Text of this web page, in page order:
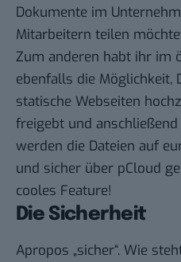
Dokumente im
Mitarbeitern teilen
Zum anderen habt ihr im
ebenfalls die Möglichkeit,
statische Webseiten
freigebt und anschließend
werden die Dateien auf
und sicher über pCloud
cooles Feature!
Die Sicherheit
Apropos „sicher“. Wie